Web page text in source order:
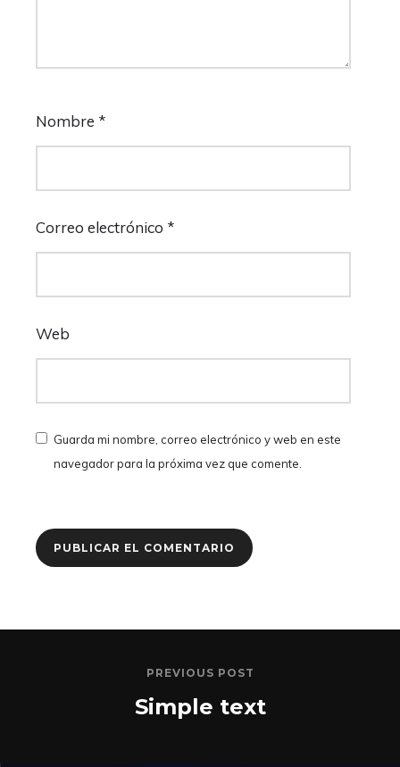
Nombre *
Correo electrónico *
Web
Guarda mi nombre, correo electrónico y web en este
navegador para la próxima vez que comente.
PREVIOUS POST
Simple text